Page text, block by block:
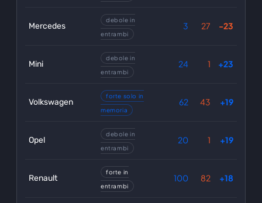
Mercedes
debole in
entrambi
3 27 -23
Mini
debole in
entrambi
24 1 +23
Volkswagen
forte solo in
memoria
62 43 +19
Opel
debole in
entrambi
20 1 +19
Renault
forte in
entrambi
100 82 +18